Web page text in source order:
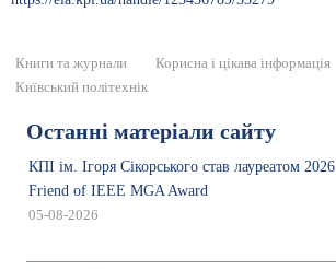
Книги та журнали Корисна і цікава інформація
Київський політехнік
Останні матеріали сайту
КПІ ім. Ігоря Сікорського став лауреатом 2026
Friend of IEEE MGA Award
05-08-2026